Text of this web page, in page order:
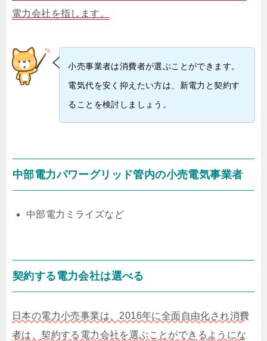
電力会社を指します。
小売事業者は消費者が選ぶことができます。
電気代を安く抑えたい方は、新電力と契約す
ることを検討しましょう。
中部電力パワーグリッド管内の小売電気事業者
中部電力ミライズなど
契約する電力会社は選べる
日本の電力小売事業は、2016年に全面自由化され消費
者は、契約する電力会社を選ぶことができるようにな